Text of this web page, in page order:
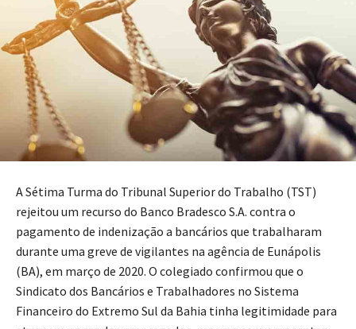
A Sétima Turma do Tribunal Superior do Trabalho (TST)
rejeitou um recurso do Banco Bradesco S.A. contra o
pagamento de indenização a bancários que trabalharam
durante uma greve de vigilantes na agência de Eunápolis
(BA), em março de 2020. O colegiado confirmou que o
Sindicato dos Bancários e Trabalhadores no Sistema
Financeiro do Extremo Sul da Bahia tinha legitimidade para